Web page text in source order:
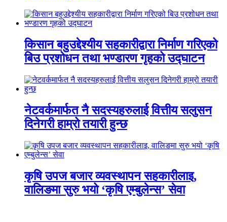
किसान बहुउद्देश्यीय सहकारीद्वारा निर्माण गरिएको
बिउ प्रशोधन तथा भण्डारण गृहको उद्घाटन
नेटवर्कमार्फत नै सदस्यहरुलाई वित्तीय सलुसन
दिनेगरी हाम्रो तयारी हुन्छ
कृषि उपज बजार व्यवस्थापन सहकारीलाइ,
वालिङमा सुरु भयो ‘कृषि एम्बुलेन्स’ सेवा